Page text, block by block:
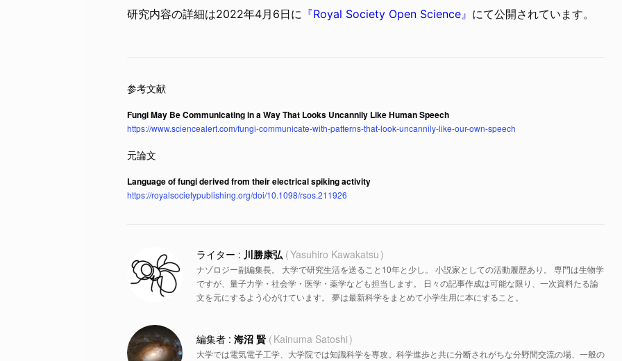
研究内容の詳細は2022年4月6日に 『Royal Society Open Science』 にて公開されています。
Fungi May Be Communicating in a Way That Looks Uncannily Like Human Speech
https://www.sciencealert.com/fungi-communicate-with-patterns-that-look-uncannily-like-our-own-speech
Language of fungi derived from their electrical spiking activity
https://royalsocietypublishing.org/doi/10.1098/rsos.211926
川勝康弘 Yasuhiro Kawakatsu
ナゾロジー副編集長。 大学で研究生活を送ること10年と少し。 小説家としての活動履歴あり。 専門は生物学
ですが、量子力学・社会学・医学・薬学なども担当します。 日々の記事作成は可能な限り、一次資料たる論
文を元にするよう心がけています。 夢は最新科学をまとめて小学生用に本にすること。
海沼 賢 Kainuma Satoshi
大学では電気電子工学、大学院では知識科学を専攻。科学進歩と共に分断されがちな分野間交流の場、一般の